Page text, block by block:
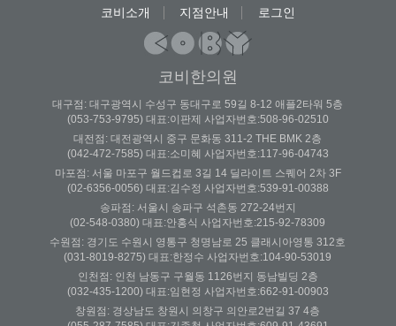
코비소개 지점안내 로그인
코비한의원
대구점: 대구광역시 수성구 동대구로 59길 8-12 애플2타워 5층
(053-753-9795) 대표:이판제 사업자번호:508-96-02510
대전점: 대전광역시 중구 문화동 311-2 THE BMK 2층
(042-472-7585) 대표:소미혜 사업자번호:117-96-04743
마포점: 서울 마포구 월드컵로 3길 14 딜라이트 스퀘어 2차 3F
(02-6356-0056) 대표:김수정 사업자번호:539-91-00388
송파점: 서울시 송파구 석촌동 272-24번지
(02-548-0380) 대표:안홍식 사업자번호:215-92-78309
수원점: 경기도 수원시 영통구 청명남로 25 클래시아영통 312호
(031-8019-8275) 대표:한정수 사업자번호:104-90-53019
인천점: 인천 남동구 구월동 1126번지 동남빌딩 2층
(032-435-1200) 대표:임현정 사업자번호:662-91-00903
창원점: 경상남도 창원시 의창구 의안로2번길 37 4층